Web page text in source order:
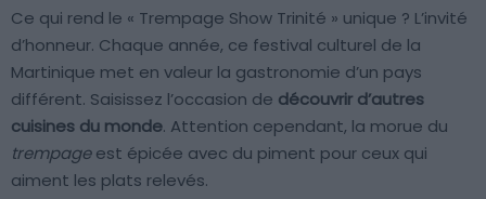
Ce qui rend le « Trempage Show Trinité » unique ? L’invité
d’honneur. Chaque année, ce festival culturel de la
Martinique met en valeur la gastronomie d’un pays
différent. Saisissez l’occasion de découvrir d’autres
cuisines du monde. Attention cependant, la morue du
trempageest épicée avec du piment pour ceux qui
aiment les plats relevés.